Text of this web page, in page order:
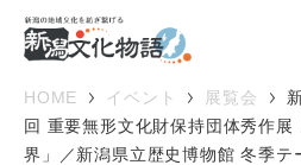
HOME イベント 展覧会
回 重要無形文化財保持団体秀作展
界」／新潟県立歴史博物館 冬季テ